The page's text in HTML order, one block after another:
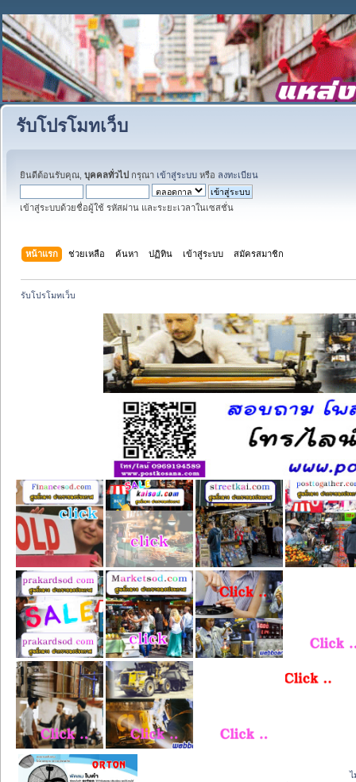
รับโปรโมทเว็บ
ยินดีต้อนรับคุณ, บุคคลทั่วไป กรุณา เข้าสู่ระบบ หรือ ลงทะเบียน
เข้าสู่ระบบด้วยชื่อผู้ใช้ รหัสผ่าน และระยะเวลาในเซสชั่น
หน้าแรก ช่วยเหลือ ค้นหา ปฏิทิน เข้าสู่ระบบ สมัครสมาชิก
รับโปรโมทเว็บ
ไ